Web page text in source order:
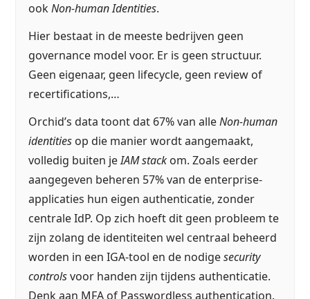
ookNon-human Identities.
Hier bestaat in de meeste bedrijven geen
governance model voor. Er is geen structuur.
Geen eigenaar, geen lifecycle, geen review of
recertifications,…
Orchid’s data toont dat 67% van alleNon-human
identities op die manier wordt aangemaakt,
volledig buiten jeIAM stack om. Zoals eerder
aangegeven beheren 57% van de enterprise-
applicaties hun eigen authenticatie, zonder
centrale IdP. Op zich hoeft dit geen probleem te
zijn zolang de identiteiten wel centraal beheerd
worden in een IGA-tool en de nodigesecurity
controlsvoor handen zijn tijdens authenticatie.
Denk aan MFA of Passwordless authentication.